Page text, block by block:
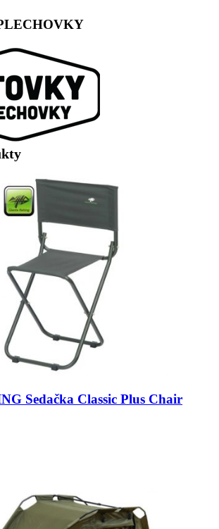
Sedačka Classic Plus Chair